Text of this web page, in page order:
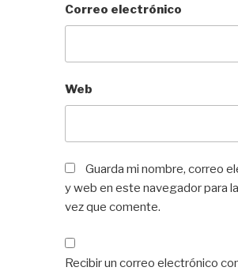
Correo electrónico
Web
Guarda mi nombre, correo
y web en este navegador para
vez que comente.
Recibir un correo electrónico